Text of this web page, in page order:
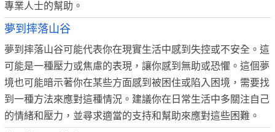
專業人士的幫助。
夢到摔落山谷
夢到摔落山谷可能代表你在現實生活中感到失控或不安全。這
可能是一種壓力或焦慮的表現，讓你感到無助或恐懼。這個夢
境也可能暗示著你在某些方面感到被困住或陷入困境，需要找
到一種方法來應對這種情況。建議你在日常生活中多關注自己
的情緒和壓力，並尋求適當的支持和幫助來應對這些困難。